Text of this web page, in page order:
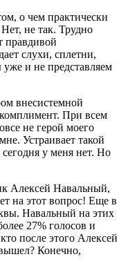
о чем практически
не так. Трудно
правдивой
слухи, сплетни,
и не представляем
внесистемной
При всем
не герой моего
Устраивает такой
у меня нет. Но
Алексей Навальный,
на этот вопрос! Еще в
Навальный на этих
27% голосов и
после этого Алексей
Конечно,